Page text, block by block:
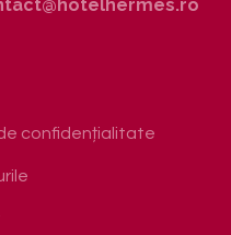
confidențialitate